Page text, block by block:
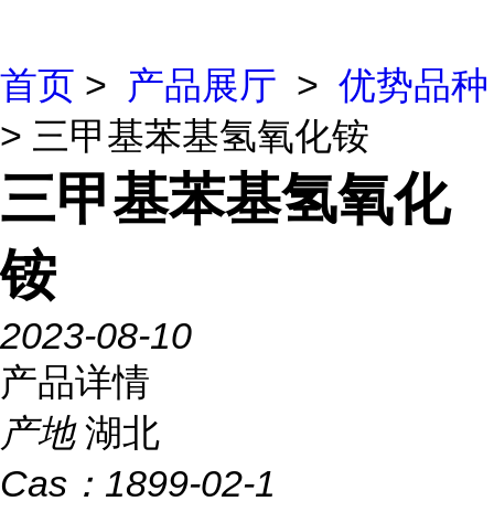
首页 > 产品展厅 > 优势品种
> 三甲基苯基氢氧化铵
三甲基苯基氢氧化
铵
2023-08-10
产品详情
产地 湖北
Cas： 1899-02-1